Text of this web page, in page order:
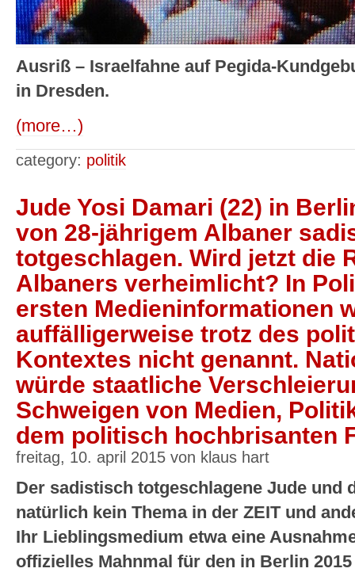
Ausriß – Israelfahne auf Pegida-
in Dresden.
(more…)
category: politik
Jude Yosi Damari (22) in
von 28-jährigem Albaner
totgeschlagen. Wird jetzt die
Albaners verheimlicht? In
ersten Medieninformationen
auffälligerweise trotz des
Kontextes nicht genannt.
würde staatliche
Schweigen von Medien,
dem politisch hochbrisanten
freitag, 10. april 2015 von klaus hart
Der sadistisch totgeschlagene Jude und
natürlich kein Thema in der ZEIT und
Ihr Lieblingsmedium etwa eine
offizielles Mahnmal für den in Berlin